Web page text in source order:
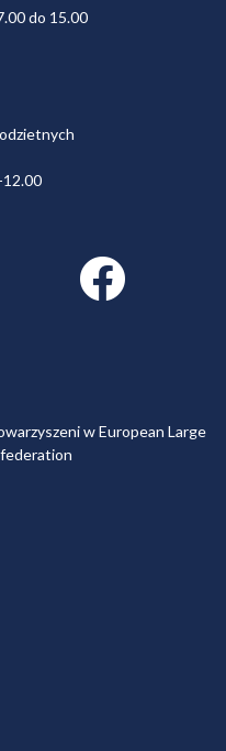
do 15.00
12.00
Facebook link
w European Large